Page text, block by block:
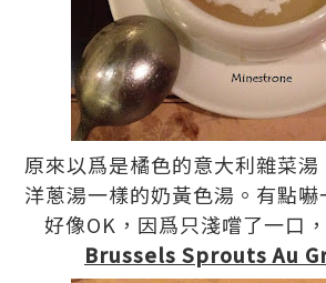
原來以爲是橘色的意大利雜菜
洋蔥湯一樣的奶黃色湯。有點
好像OK，因爲只淺嚐了一口
Brussels Sprouts Au